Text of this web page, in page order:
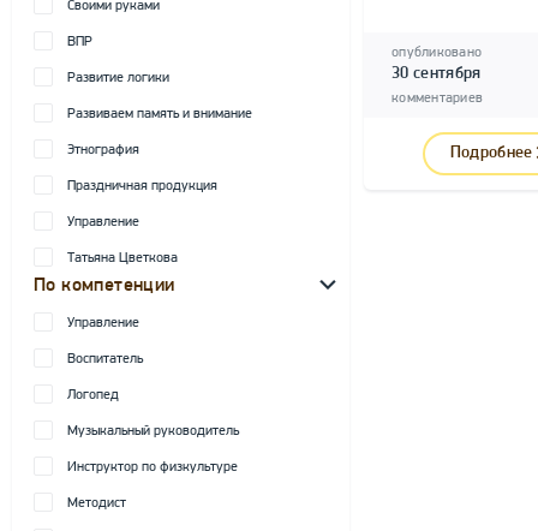
Своими руками
ВПР
Развитие логики
Развиваем память и внимание
Этнография
Праздничная продукция
Управление
Татьяна Цветкова
По компетенции
Управление
Воспитатель
Логопед
Музыкальный руководитель
Инструктор по физкультуре
Методист
опубликовано
30 сентября
комментариев
Подробнее